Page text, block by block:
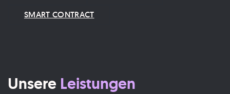
SMART CONTRACT
Unsere Leistungen